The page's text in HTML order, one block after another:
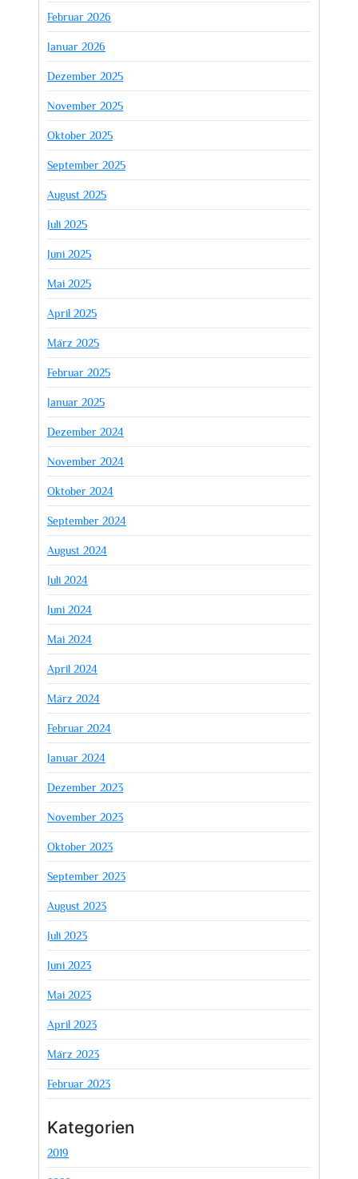
Februar 2026
Januar 2026
Dezember 2025
November 2025
Oktober 2025
September 2025
August 2025
Juli 2025
Juni 2025
Mai 2025
April 2025
März 2025
Februar 2025
Januar 2025
Dezember 2024
November 2024
Oktober 2024
September 2024
August 2024
Juli 2024
Juni 2024
Mai 2024
April 2024
März 2024
Februar 2024
Januar 2024
Dezember 2023
November 2023
Oktober 2023
September 2023
August 2023
Juli 2023
Juni 2023
Mai 2023
April 2023
März 2023
Februar 2023
Kategorien
2019